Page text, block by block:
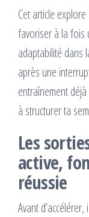
Cet article
favoriser à la fois
adaptabilité dans
après une
entraînement
à structurer ta
Les
active,
réussie
Avant